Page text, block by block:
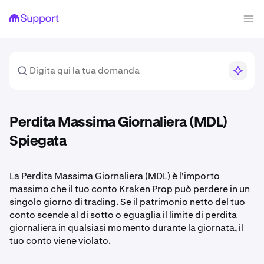
Perdita Massima Giornaliera (MDL)
Spiegata
La Perdita Massima Giornaliera (MDL) è l'importo
massimo che il tuo conto Kraken Prop può perdere in un
singolo giorno di trading. Se il patrimonio netto del tuo
conto scende al di sotto o eguaglia il limite di perdita
giornaliera in qualsiasi momento durante la giornata, il
tuo conto viene violato.